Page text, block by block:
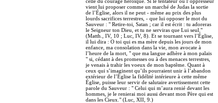
vient lui proposer comme un marché de Judas la sortie
de l’Église, alors il ne peut - même au prix des plus
lourds sacrifices terrestres, - que lui opposer le mot du
Sauveur : " Retire-toi, Satan ; car il est écrit : tu adoreras
le Seigneur ton Dieu, et tu ne serviras que Lui seul."
(Matth., IV, 10 ; Luc, IV, 8). Et se tournant vers l’Église,
il lui dira : O toi qui es ma mère depuis les jours de mon
enfance, ma consolation dans la vie, mon avocate à
l’heure de la mort, " que ma langue adhère à mon palais
" si, cédant à des promesses ou à des menaces terrestres,
je venais à trahir les voeux de mon baptême. Quant à
ceux qui s’imaginent qu’ils pourraient unir à l’abandon
extérieur de l’Église la fidélité intérieure à cette même
Église, puisse leur servir de salutaire avertissement cette
parole du Sauveur : " Celui qui m’aura renié devant les
hommes, je le renierai moi aussi devant mon Père qui est
dans les Cieux." (Luc, XII, 9.)